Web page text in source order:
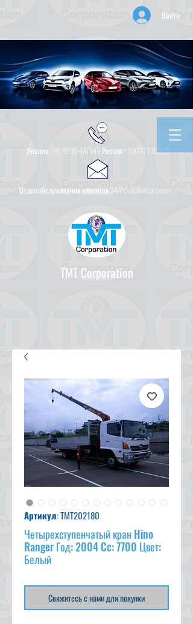
Войти
Япония + 81 8030 441649 Россия + 7 9147 130001
Отдел обслуживания клиентов 24/7 csd@tmtcarz.com
TMT Corporation
Артикул: TMT202180
Четырехступенчатый кран Hino
Ranger Год: 2004 Cc: 7700 Цвет:
Белый
Свяжитесь с нами для покупки